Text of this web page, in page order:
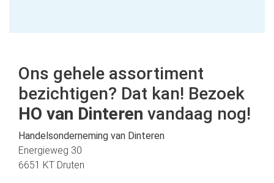
Ons gehele assortiment
bezichtigen? Dat kan! Bezoek
HO van Dinteren vandaag nog!
Handelsonderneming van Dinteren
Energieweg 30
6651 KT Druten